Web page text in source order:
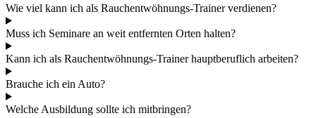
Wie viel kann ich als Rauchentwöhnungs-Trainer verdienen?
Muss ich Seminare an weit entfernten Orten halten?
Kann ich als Rauchentwöhnungs-Trainer hauptberuflich arbeiten?
Brauche ich ein Auto?
Welche Ausbildung sollte ich mitbringen?